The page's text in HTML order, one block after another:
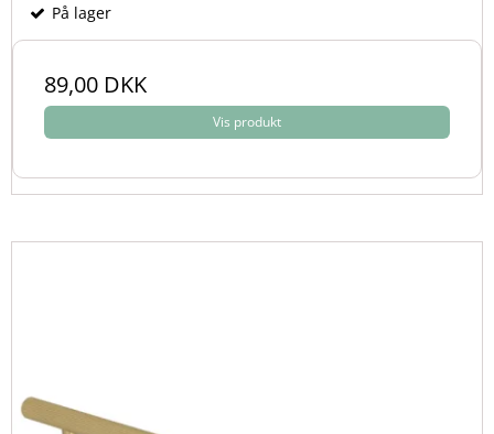
På lager
89,00 DKK
Vis produkt